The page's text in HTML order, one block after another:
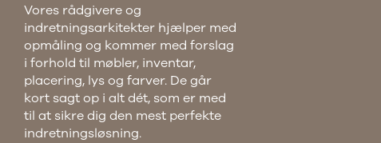
Vores rådgivere og
indretningsarkitekter hjælper med
opmåling og kommer med forslag
i forhold til møbler, inventar,
placering, lys og farver. De går
kort sagt op i alt dét, som er med
til at sikre dig den mest perfekte
indretningsløsning.